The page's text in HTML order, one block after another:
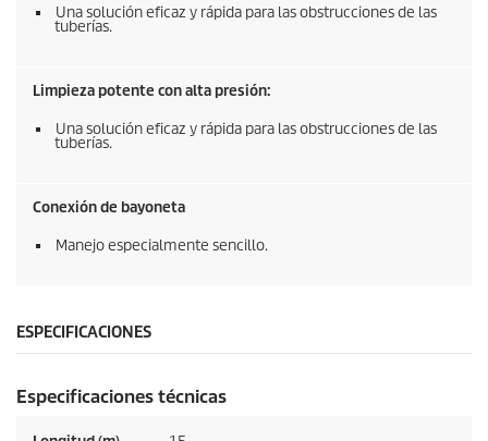
Una solución eficaz y rápida para las obstrucciones de las
tuberías.
Limpieza potente con alta presión:
Una solución eficaz y rápida para las obstrucciones de las
tuberías.
Conexión de bayoneta
Manejo especialmente sencillo.
ESPECIFICACIONES
Especificaciones técnicas